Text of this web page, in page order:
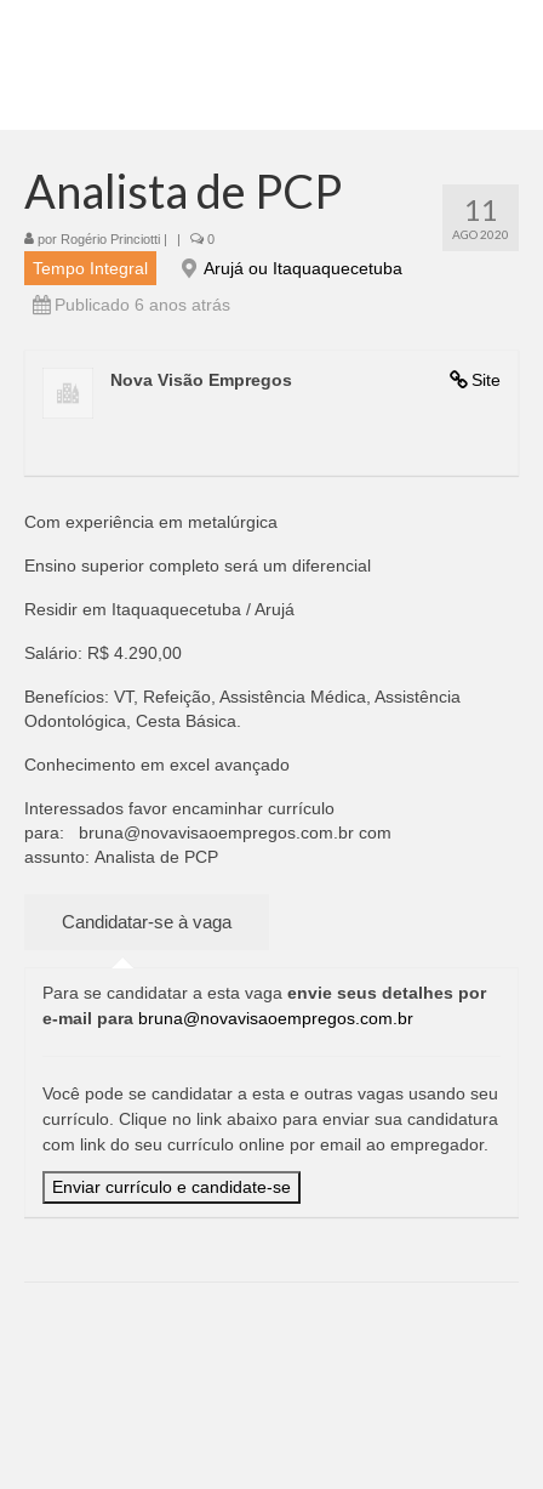
11
AGO 2020
Analista de PCP
por Rogério Princiotti | | 0
Tempo Integral
Arujá ou Itaquaquecetuba
Publicado 6 anos atrás
Site
Nova Visão Empregos
Com experiência em metalúrgica
Ensino superior completo será um diferencial
Residir em Itaquaquecetuba / Arujá
Salário: R$ 4.290,00
Benefícios: VT, Refeição, Assistência Médica, Assistência
Odontológica, Cesta Básica.
Conhecimento em excel avançado
Interessados favor encaminhar currículo
para: bruna@novavisaoempregos.com.br com
assunto: Analista de PCP
Para se candidatar a esta vaga envie seus detalhes por
e-mail para bruna@novavisaoempregos.com.br
Você pode se candidatar a esta e outras vagas usando seu
currículo. Clique no link abaixo para enviar sua candidatura
com link do seu currículo online por email ao empregador.